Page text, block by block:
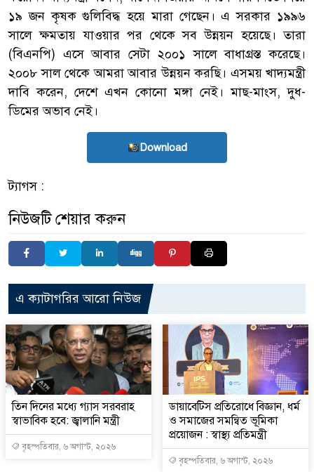
১৯ জন কৃষক গুলিবিদ্ধ হয়ে মারা গেছেন। এ সরকার ১৯৯৬
সালে ক্ষমতায় যাওয়ার পর থেকে সব উন্নয়ন হয়েছে। তারা
(বিএনপি) এসে আবার সেটা ২০০১ সালে বাধাগ্রস্ত করেছে।
২০০৮ সাল থেকে আমরা আবার উন্নয়ন করছি। এসময় খাদ্যমন্ত্রী
দাবি করেন, দেশে এখন কোনো মঙ্গা নেই। মাছ-মাংস, দুধ-
ডিমের অভাব নেই।
Download
ট্যাগস :
নিউজটি শেয়ার করুন
এ ক্যাটাগরির আরো নিউজ
তিন দিনের মধ্যে গ্যাস সরবরাহ
স্বাভাবিক হবে: জ্বালানি মন্ত্রী
বৃহস্পতিবার, ৬ অগাস্ট, ২০২৬
ডায়াবেটিস প্রতিরোধে বিজ্ঞান, ধর্ম
ও সমাজের সমন্বিত ভূমিকা
প্রয়োজন : স্বাস্থ্য প্রতিমন্ত্রী
বৃহস্পতিবার, ৬ অগাস্ট, ২০২৬